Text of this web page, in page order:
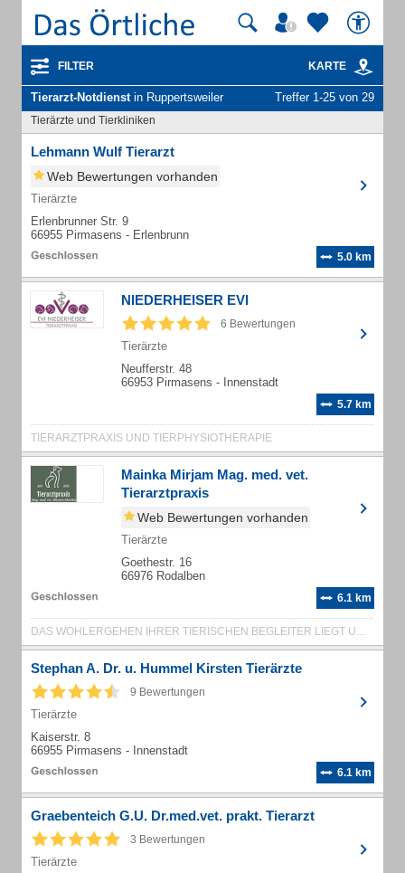
FILTER KARTE
Tierarzt-Notdienstin Ruppertsweiler Treffer 1-25 von 29
Tierärzte und Tierkliniken
Lehmann Wulf Tierarzt
Web Bewertungen vorhanden
Tierärzte
Erlenbrunner Str. 9
66955 Pirmasens - Erlenbrunn
5.0 km
NIEDERHEISER EVI
6 Bewertungen
Tierärzte
Neufferstr. 48
66953 Pirmasens - Innenstadt
5.7 km
TIERARZTPRAXIS UND TIERPHYSIOTHERAPIE
Mainka Mirjam Mag. med. vet.
Tierarztpraxis
Web Bewertungen vorhanden
Tierärzte
Goethestr. 16
66976 Rodalben
6.1 km
DAS WOHLERGEHEN IHRER TIERISCHEN BEGLEITER LIEGT UNS AM HERZEN!
Stephan A. Dr. u. Hummel Kirsten Tierärzte
9 Bewertungen
Tierärzte
Kaiserstr. 8
66955 Pirmasens - Innenstadt
6.1 km
Graebenteich G.U. Dr.med.vet. prakt. Tierarzt
3 Bewertungen
Tierärzte